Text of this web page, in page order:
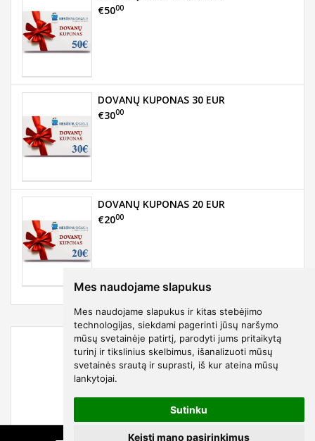
Mes naudojame slapukus
Mes naudojame slapukus ir kitas stebėjimo
technologijas, siekdami pagerinti jūsų naršymo
mūsų svetainėje patirtį, parodyti jums pritaikytą
turinį ir tikslinius skelbimus, išanalizuoti mūsų
svetainės srautą ir suprasti, iš kur ateina mūsų
lankytojai.
Sutinku
Keisti mano pasirinkimus
€5000
DOVANŲ KUPONAS 30 EUR
€3000
DOVANŲ KUPONAS 20 EUR
€2000